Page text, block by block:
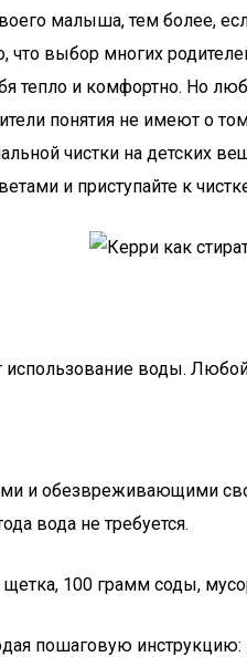
малыша, тем более,
что выбор многих
тепло и комфортно. Но
понятия не имеют о
чистки на детских
и приступайте к
воды. Любой
и обезвреживающими
вода не требуется.
100 грамм соды,
пошаговую инструкцию: